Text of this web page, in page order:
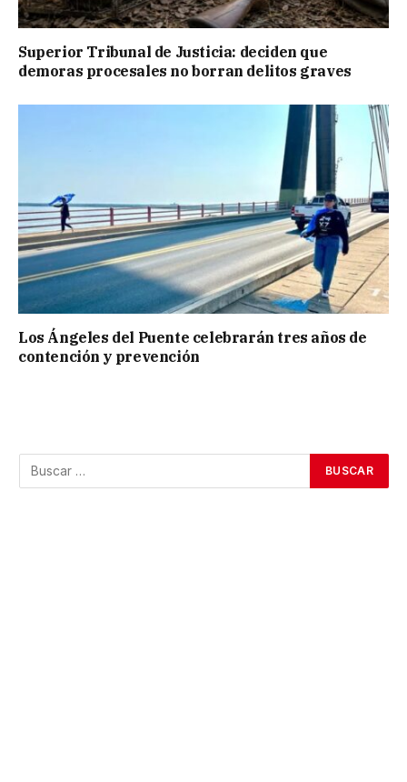
Superior Tribunal de Justicia: deciden que
demoras procesales no borran delitos graves
Los Ángeles del Puente celebrarán tres años de
contención y prevención